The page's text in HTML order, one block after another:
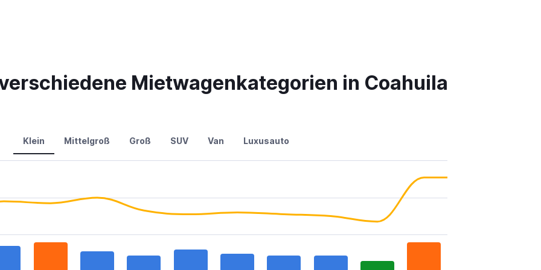
Mietwagenkategorien in Coahuila
Klein Mittelgroß Groß SUV Van Luxusauto